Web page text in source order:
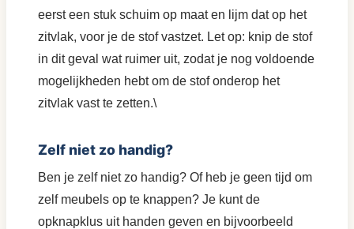
eerst een stuk schuim op maat en lijm dat op het
zitvlak, voor je de stof vastzet. Let op: knip de stof
in dit geval wat ruimer uit, zodat je nog voldoende
mogelijkheden hebt om de stof onderop het
zitvlak vast te zetten.\
Zelf niet zo handig?
Ben je zelf niet zo handig? Of heb je geen tijd om
zelf meubels op te knappen? Je kunt de
opknapklus uit handen geven en bijvoorbeeld